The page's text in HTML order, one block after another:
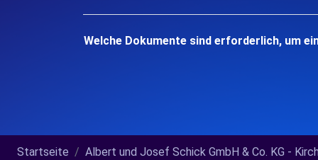
Welche Dokumente sind erforderlich, um
Startseite Albert und Josef Schick GmbH & Co. KG -